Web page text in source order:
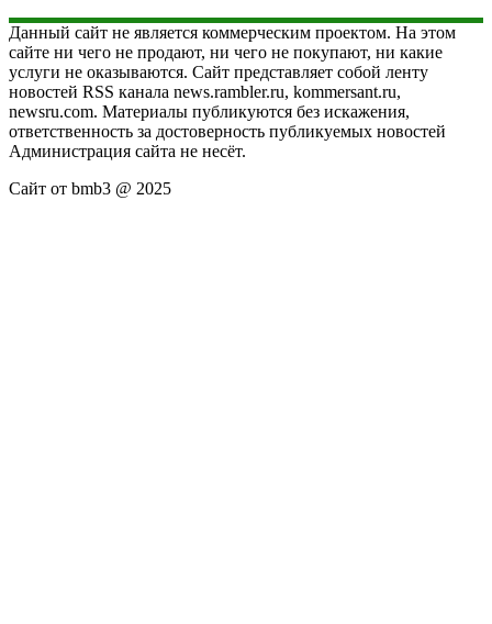
Данный сайт не является коммерческим проектом. На этом
сайте ни чего не продают, ни чего не покупают, ни какие
услуги не оказываются. Сайт представляет собой ленту
новостей RSS канала news.rambler.ru, kommersant.ru,
newsru.com. Материалы публикуются без искажения,
ответственность за достоверность публикуемых новостей
Администрация сайта не несёт.
Сайт от bmb3 @ 2025